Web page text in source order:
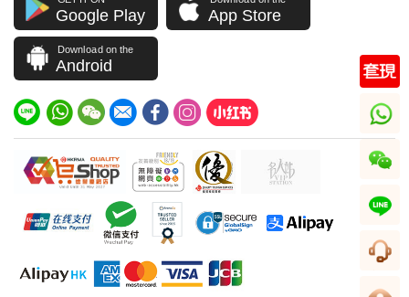
Google Play App Store
Download on the
Android
whatsapp